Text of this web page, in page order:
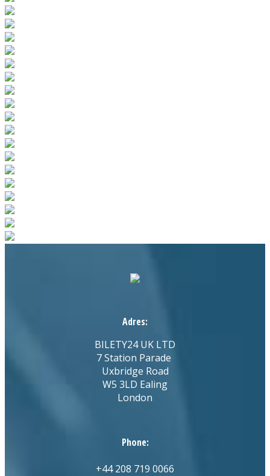
Adres:
BILETY24 UK LTD
7 Station Parade
Uxbridge Road
W5 3LD Ealing
London
Phone:
+44 208 719 0066